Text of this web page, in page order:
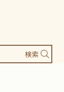
検索